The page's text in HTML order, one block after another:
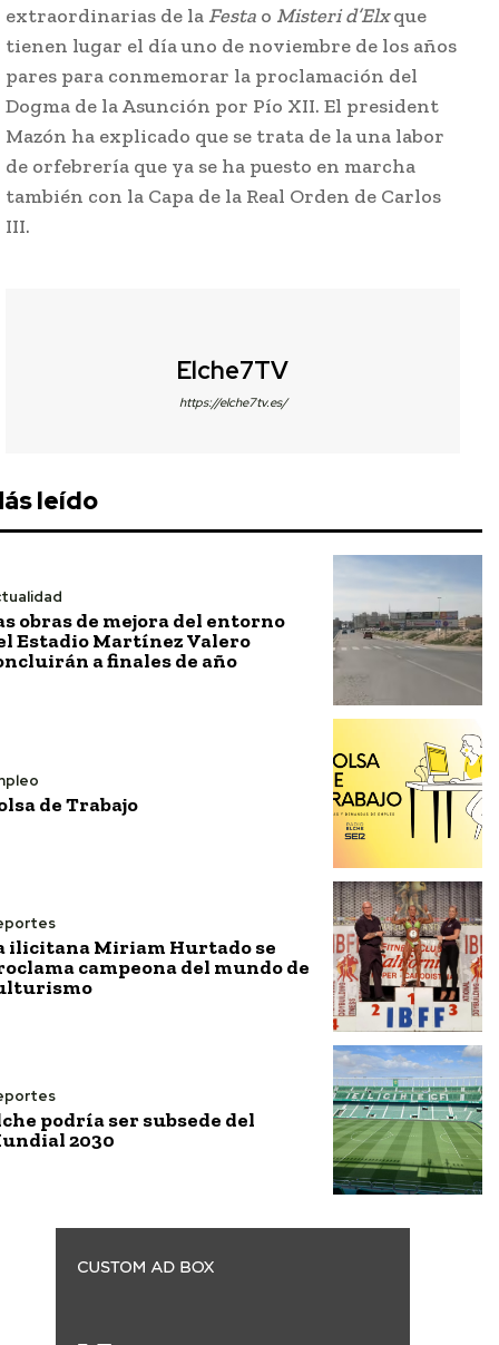
extraordinarias de la Festa o Misteri d’Elxque
tienen lugar el día uno de noviembre de los años
pares para conmemorar la proclamación del
Dogma de la Asunción por Pío XII. El president
Mazón ha explicado que se trata de la una labor
de orfebrería que ya se ha puesto en marcha
también con la Capa de la Real Orden de Carlos
III.
Elche7TV
https://elche7tv.es/
leído
obras de mejora del entorno
Estadio Martínez Valero
a finales de año
de Trabajo
ilicitana Miriam Hurtado se
campeona del mundo de
podría ser subsede del
2030